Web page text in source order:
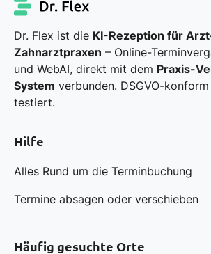
Dr. Flex ist die KI-Rezeption für
Zahnarztpraxen – Online-
und WebAI, direkt mit dem Praxis-
System verbunden. DSGVO-
testiert.
Hilfe
Alles Rund um die Terminbuchung
Termine absagen oder verschieben
Häufig gesuchte Orte